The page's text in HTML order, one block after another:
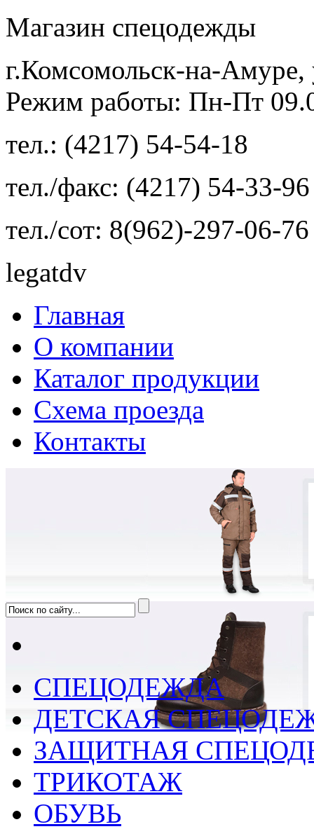
Магазин спецодежды
г.Комсомольск-на-
Режим работы: Пн-Пт
тел.: (4217) 54-54-18
тел./факс: (4217) 54-33-96
тел./сот: 8(962)-297-06-76
legatdv
Главная
О компании
Каталог продукции
Схема проезда
Контакты
СПЕЦОДЕЖДА
ДЕТСКАЯ
ЗАЩИТНАЯ
ТРИКОТАЖ
ОБУВЬ